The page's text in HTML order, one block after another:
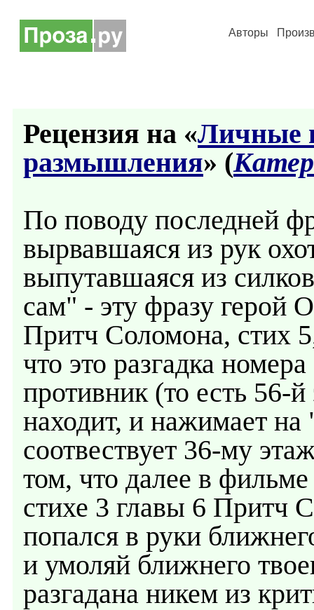
Авторы
Рецензия на «Личные
размышления» (
По поводу последней
вырвавшаяся из рук
выпутавшаяся из
сам" - эту фразу герой
Притч Соломона, стих
что это разгадка
противник (то есть 56-
находит, и нажимает на
соотвествует 36-му
том, что далее в
стихе 3 главы 6 Притч
попался в руки
и умоляй ближнего
разгадана никем из